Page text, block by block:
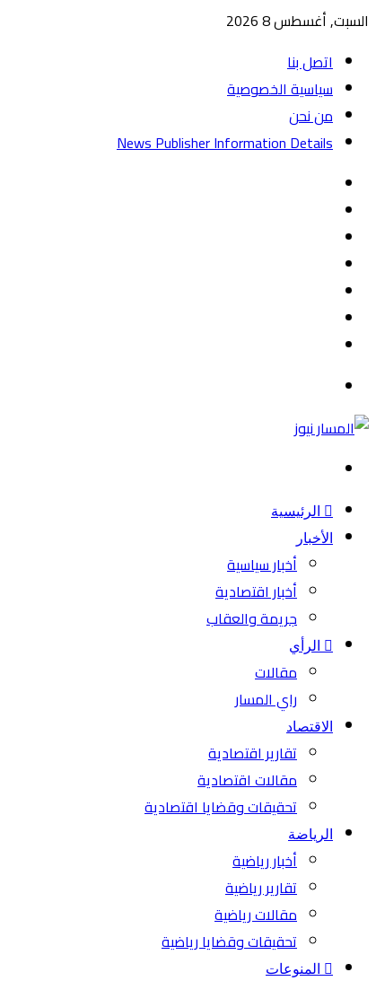
السبت, أغسطس 8 2026
اتصل بنا
سياسية الخصوصية
من نحن
News Publisher Information Details
الرئيسية
الأخبار
أخبار سياسية
أخبار اقتصادية
جريمة والعقاب
الرأي
مقالات
راي المسار
الاقتصاد
تقارير اقتصادية
مقالات اقتصادية
تحقيقات وقضايا اقتصادية
الرياضة
أخبار رياضية
تقارير رياضية
مقالات رياضية
تحقيقات وقضايا رياضية
المنوعات